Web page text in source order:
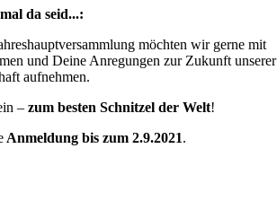
da seid...:
möchten wir gerne mit
und Deine Anregungen zur Zukunft unserer
aufnehmen.
– zum besten Schnitzel der Welt!
Anmeldung bis zum 2.9.2021.